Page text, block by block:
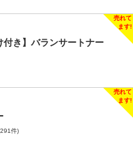
付き】バランサートナー
件)